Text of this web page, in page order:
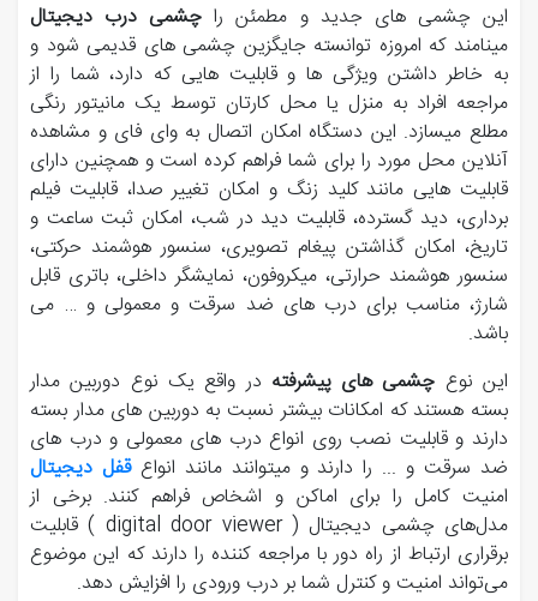
این چشمی های جدید و مطمئن را چشمی درب دیجیتال
مینامند که امروزه توانسته جایگزین چشمی های قدیمی شود و
به خاطر داشتن ویژگی ها و قابلیت هایی که دارد، شما را از
مراجعه افراد به منزل یا محل کارتان توسط یک مانیتور رنگی
مطلع میسازد. این دستگاه امکان اتصال به وای فای و مشاهده
آنلاین محل مورد را برای شما فراهم کرده است و همچنین دارای
قابلیت هایی مانند کلید زنگ و امکان تغییر صدا، قابلیت فیلم
برداری، دید گسترده، قابلیت دید در شب، امکان ثبت ساعت و
تاریخ، امکان گذاشتن پیغام تصویری، سنسور هوشمند حرکتی،
سنسور هوشمند حرارتی، میکروفون، نمایشگر داخلی، باتری قابل
شارژ، مناسب برای درب های ضد سرقت و معمولی و … می
باشد.
این نوع چشمی های پیشرفته در واقع یک نوع دوربین مدار
بسته هستند که امکانات بیشتر نسبت به دوربین های مدار بسته
دارند و قابلیت نصب روی انواع درب های معمولی و درب های
ضد سرقت و ... را دارند و میتوانند مانند انواعقفل دیجیتال
امنیت کامل را برای اماکن و اشخاص فراهم کنند. برخی از
مدل‌های چشمی دیجیتال ( digital door viewer ) قابلیت
برقراری ارتباط از راه دور با مراجعه کننده را دارند که این موضوع
می‌تواند امنیت و کنترل شما بر درب ورودی را افزایش دهد.